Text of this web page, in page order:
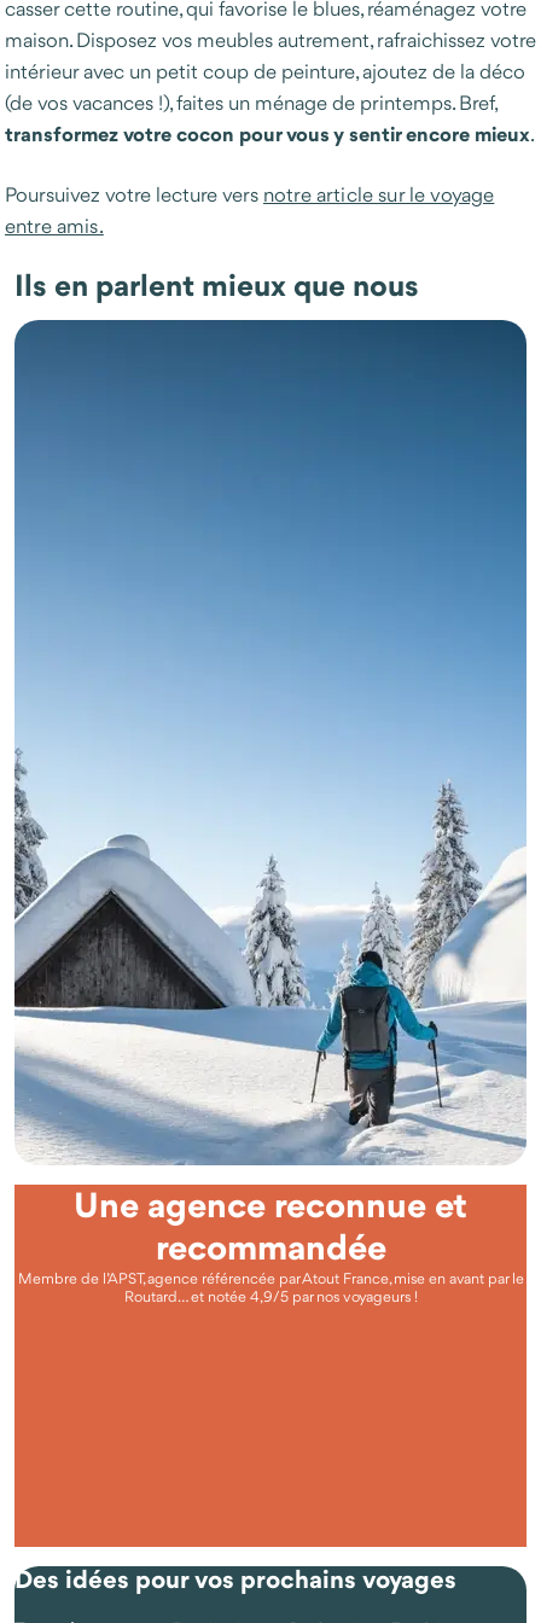
casser cette routine, qui favorise le blues, réaménagez votre
maison. Disposez vos meubles autrement, rafraichissez votre
intérieur avec un petit coup de peinture, ajoutez de la déco
(de vos vacances !), faites un ménage de printemps. Bref,
transformez votre cocon pour vous y sentir encore mieux.
Poursuivez votre lecture vers notre article sur le voyage
entre amis.
Ils en parlent mieux que nous
Une agence reconnue et
recommandée
Membre de l’APST, agence référencée par Atout France, mise en avant par le
Routard… et notée 4,9/5 par nos voyageurs !
Des idées pour vos prochains voyages